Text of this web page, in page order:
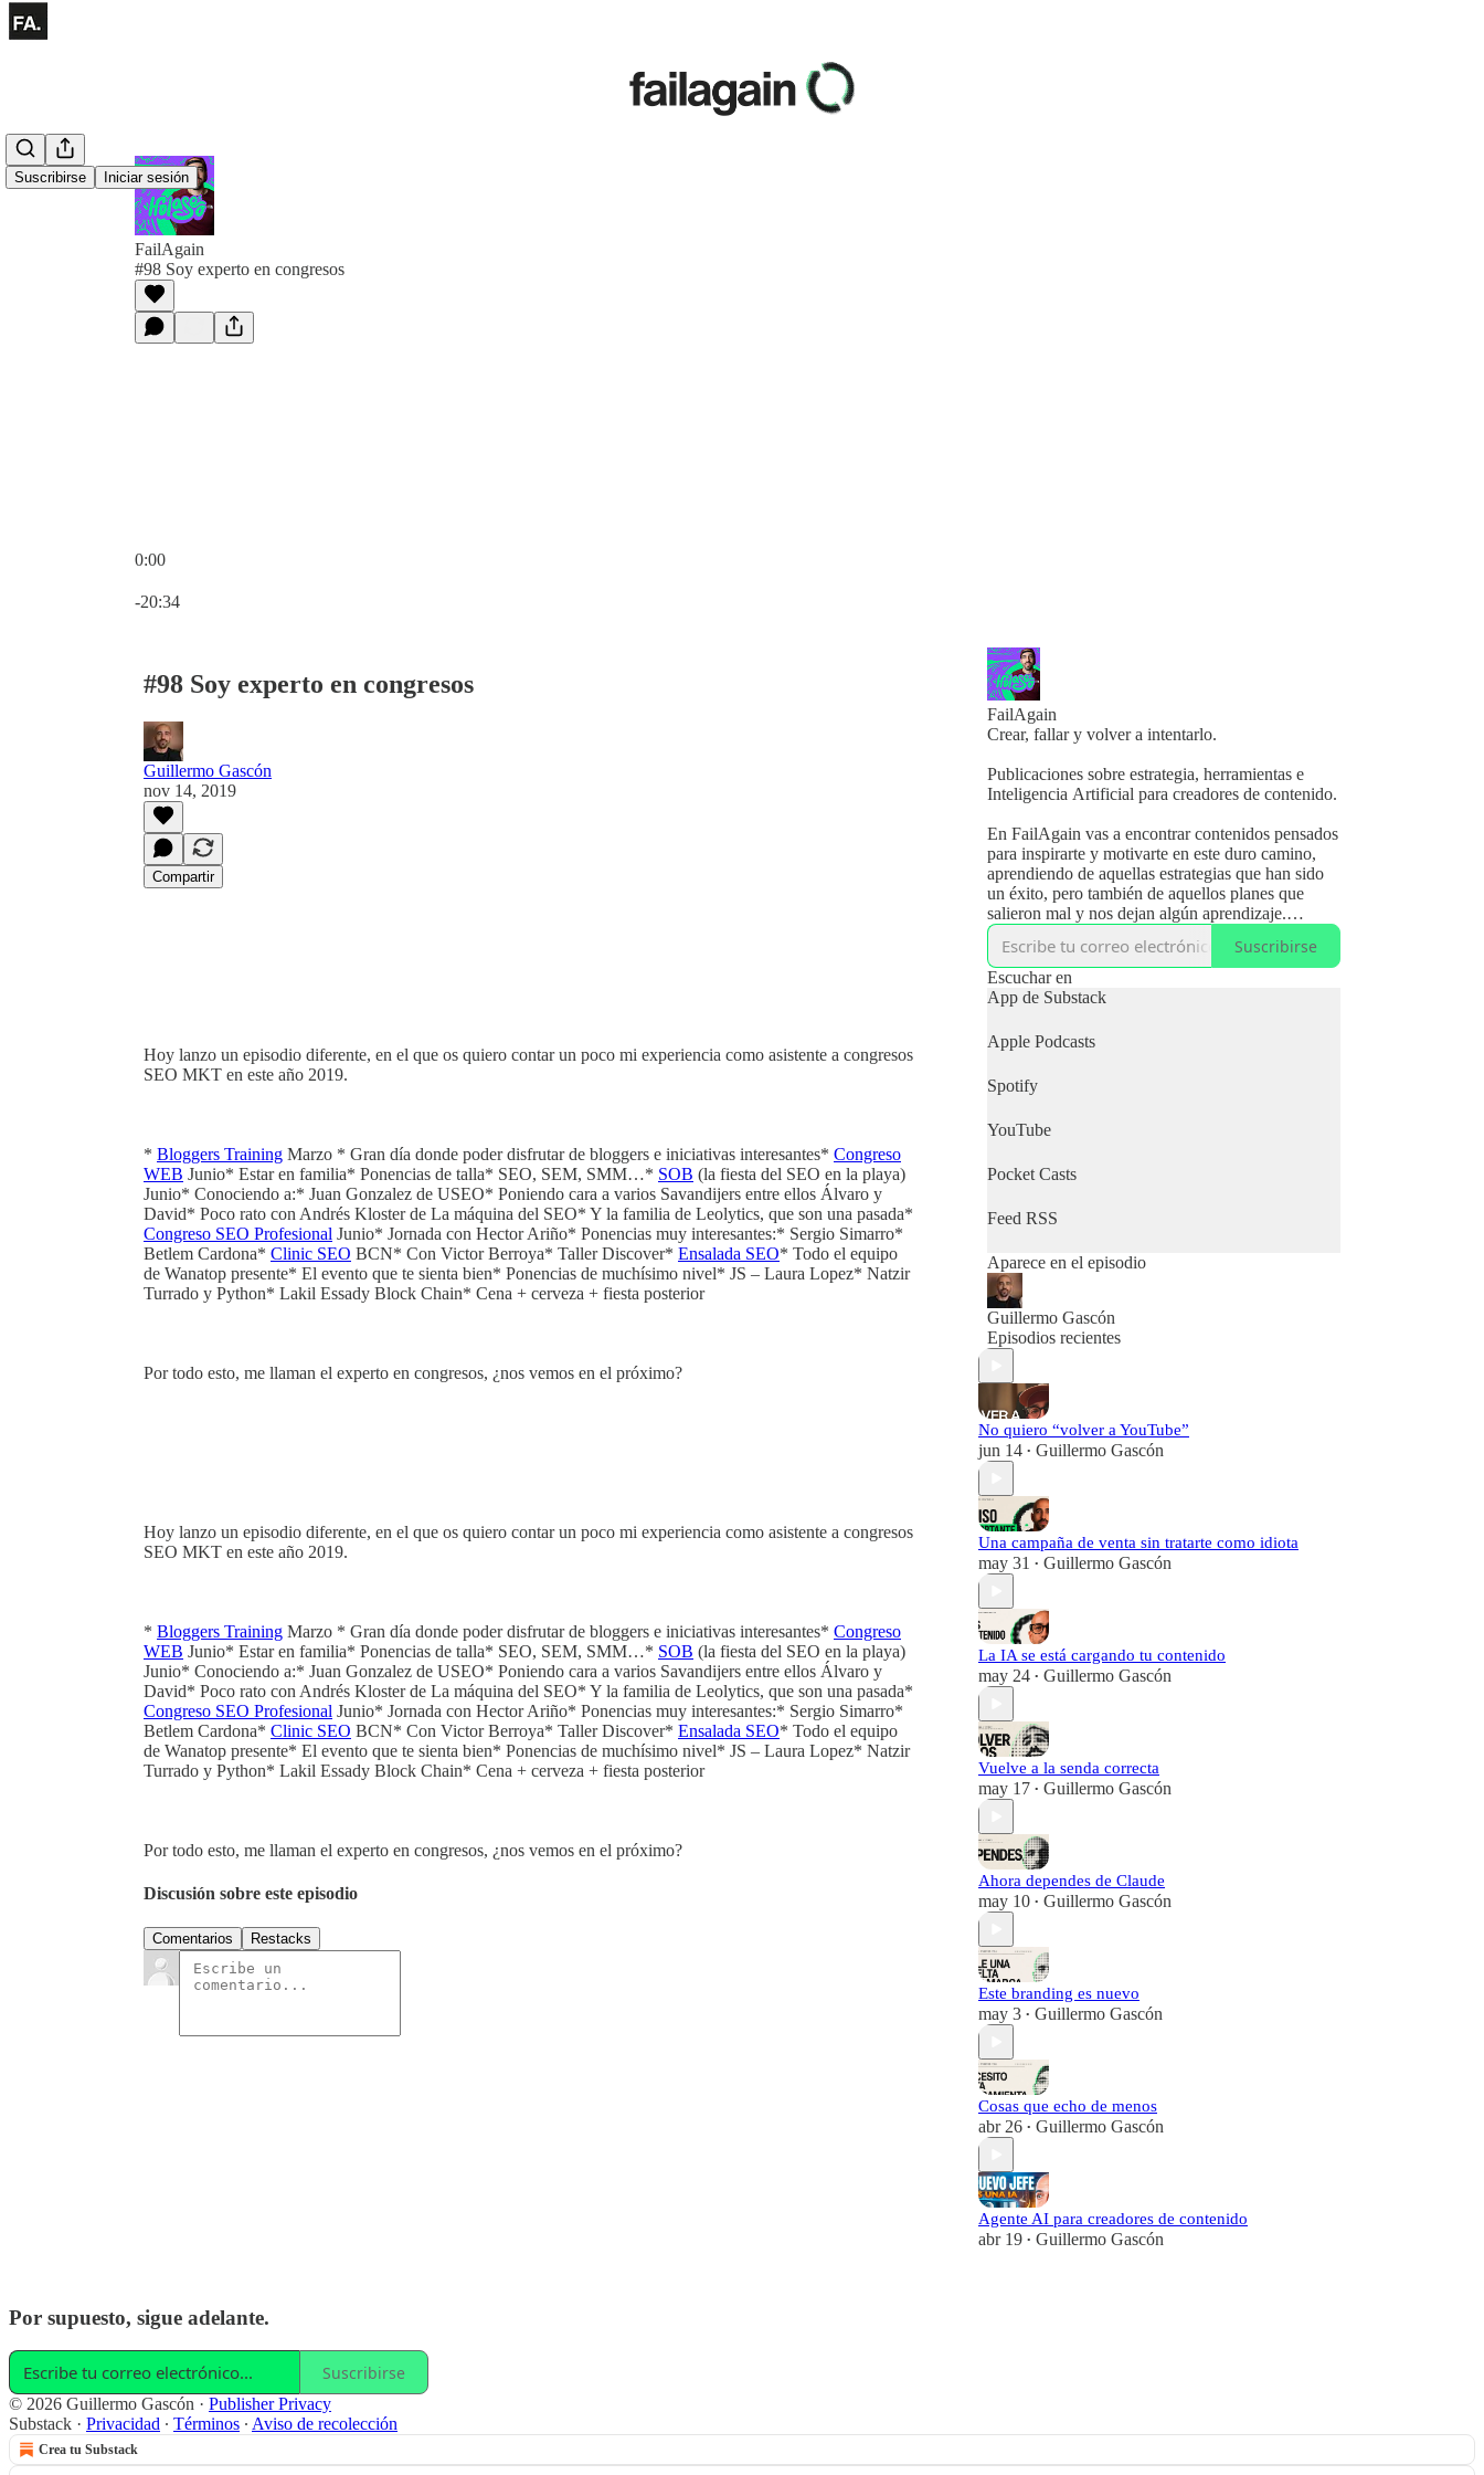
Suscribirse Iniciar sesión
FailAgain
#98 Soy experto en congresos
0:00
-20:34
#98 Soy experto en congresos
Guillermo Gascón
nov 14, 2019
Compartir
Hoy lanzo un episodio diferente, en el que os quiero contar un poco mi experiencia como asistente a congresos
SEO MKT en este año 2019.
* Bloggers Training Marzo * Gran día donde poder disfrutar de bloggers e iniciativas interesantes* Congreso
WEB Junio* Estar en familia* Ponencias de talla* SEO, SEM, SMM…* SOB (la fiesta del SEO en la playa)
Junio* Conociendo a:* Juan Gonzalez de USEO* Poniendo cara a varios Savandijers entre ellos Álvaro y
David* Poco rato con Andrés Kloster de La máquina del SEO* Y la familia de Leolytics, que son una pasada*
Congreso SEO Profesional Junio* Jornada con Hector Ariño* Ponencias muy interesantes:* Sergio Simarro*
Betlem Cardona* Clinic SEO BCN* Con Victor Berroya* Taller Discover* Ensalada SEO* Todo el equipo
de Wanatop presente* El evento que te sienta bien* Ponencias de muchísimo nivel* JS – Laura Lopez* Natzir
Turrado y Python* Lakil Essady Block Chain* Cena + cerveza + fiesta posterior
Por todo esto, me llaman el experto en congresos, ¿nos vemos en el próximo?
Hoy lanzo un episodio diferente, en el que os quiero contar un poco mi experiencia como asistente a congresos
SEO MKT en este año 2019.
* Bloggers Training Marzo * Gran día donde poder disfrutar de bloggers e iniciativas interesantes* Congreso
WEB Junio* Estar en familia* Ponencias de talla* SEO, SEM, SMM…* SOB (la fiesta del SEO en la playa)
Junio* Conociendo a:* Juan Gonzalez de USEO* Poniendo cara a varios Savandijers entre ellos Álvaro y
David* Poco rato con Andrés Kloster de La máquina del SEO* Y la familia de Leolytics, que son una pasada*
Congreso SEO Profesional Junio* Jornada con Hector Ariño* Ponencias muy interesantes:* Sergio Simarro*
Betlem Cardona* Clinic SEO BCN* Con Victor Berroya* Taller Discover* Ensalada SEO* Todo el equipo
de Wanatop presente* El evento que te sienta bien* Ponencias de muchísimo nivel* JS – Laura Lopez* Natzir
Turrado y Python* Lakil Essady Block Chain* Cena + cerveza + fiesta posterior
Por todo esto, me llaman el experto en congresos, ¿nos vemos en el próximo?
Discusión sobre este episodio
Comentarios Restacks
FailAgain
Crear, fallar y volver a intentarlo.
Publicaciones sobre estrategia, herramientas e
Inteligencia Artificial para creadores de contenido.
En FailAgain vas a encontrar contenidos pensados
para inspirarte y motivarte en este duro camino,
aprendiendo de aquellas estrategias que han sido
un éxito, pero también de aquellos planes que
salieron mal y nos dejan algún aprendizaje.
Si tienes un blog, podcast, newsletter, canal de
YouTube... o cualquier otro tipo de canal donde
creas contenido, este podcast es lo que necesitas.
#seo #newsletters #youtube #podcast
Suscribirse
Escuchar en
App de Substack
Apple Podcasts
Spotify
YouTube
Pocket Casts
Feed RSS
Aparece en el episodio
Guillermo Gascón
Episodios recientes
No quiero “volver a YouTube”
jun 14 • Guillermo Gascón
Una campaña de venta sin tratarte como idiota
may 31 • Guillermo Gascón
La IA se está cargando tu contenido
may 24 • Guillermo Gascón
Vuelve a la senda correcta
may 17 • Guillermo Gascón
Ahora dependes de Claude
may 10 • Guillermo Gascón
Este branding es nuevo
may 3 • Guillermo Gascón
Cosas que echo de menos
abr 26 • Guillermo Gascón
Agente AI para creadores de contenido
abr 19 • Guillermo Gascón
Por supuesto, sigue adelante.
Suscribirse
© 2026 Guillermo Gascón · Publisher Privacy
Substack · Privacidad ∙ Términos ∙ Aviso de recolección
Crea tu Substack